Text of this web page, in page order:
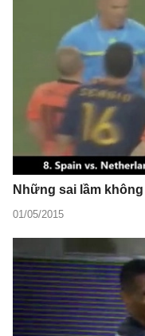
Những sai lầm
01/05/2015